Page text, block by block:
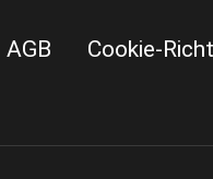
AGB Cookie-